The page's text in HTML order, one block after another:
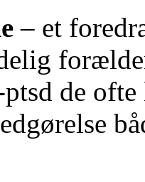
– et
ptsd de